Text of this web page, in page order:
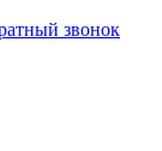
звонок